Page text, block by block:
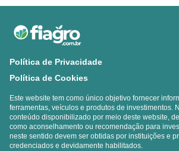
Política de Privacidade
Política de Cookies
Este website tem como único objetivo fornecer
ferramentas, veículos e produtos de investimentos.
conteúdo disponibilizado por meio deste website,
como aconselhamento ou recomendação para
neste sentido devem ser obtidas por instituições e
credenciados e devidamente habilitados.